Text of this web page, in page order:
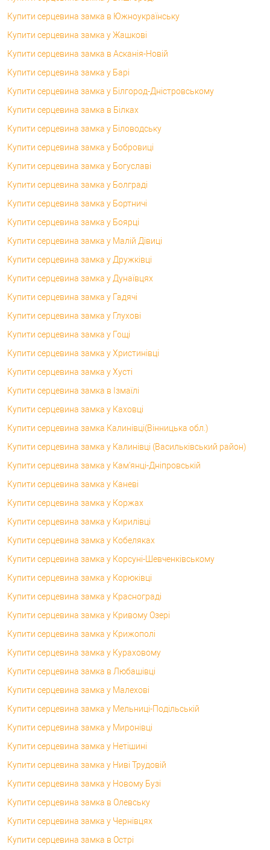
Купити серцевина замка в Южноукраїнську
Купити серцевина замка у Жашкові
Купити серцевина замка в Асканія-Новій
Купити серцевина замка у Барі
Купити серцевина замка у Білгород-Дністровському
Купити серцевина замка в Білках
Купити серцевина замка у Біловодську
Купити серцевина замка у Бобровиці
Купити серцевина замка у Богуславі
Купити серцевина замка у Болграді
Купити серцевина замка у Бортничі
Купити серцевина замка у Боярці
Купити серцевина замка у Малій Дівиці
Купити серцевина замка у Дружківці
Купити серцевина замка у Дунаївцях
Купити серцевина замка у Гадячі
Купити серцевина замка у Глухові
Купити серцевина замка у Гощі
Купити серцевина замка у Христинівці
Купити серцевина замка у Хусті
Купити серцевина замка в Ізмаїлі
Купити серцевина замка у Каховці
Купити серцевина замка Калинівці(Вінницька обл.)
Купити серцевина замка у Калинівці (Васильківський район)
Купити серцевина замка у Кам'янці-Дніпровській
Купити серцевина замка у Каневі
Купити серцевина замка у Коржах
Купити серцевина замка у Кирилівці
Купити серцевина замка у Кобеляках
Купити серцевина замка у Корсунi-Шевченківському
Купити серцевина замка у Корюківці
Купити серцевина замка у Краснограді
Купити серцевина замка у Кривому Озері
Купити серцевина замка у Крижополі
Купити серцевина замка у Кураховому
Купити серцевина замка в Любашівці
Купити серцевина замка у Малехові
Купити серцевина замка у Мельниці-Подільській
Купити серцевина замка у Миронівці
Купити серцевина замка у Нетішині
Купити серцевина замка у Ниві Трудовій
Купити серцевина замка у Новому Бузі
Купити серцевина замка в Олевську
Купити серцевина замка у Чернівцях
Купити серцевина замка в Острі